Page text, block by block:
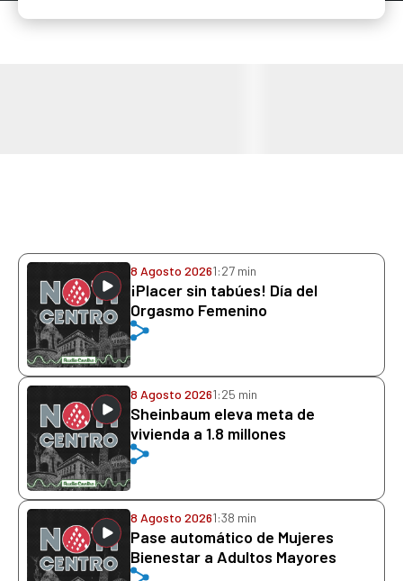
8 Agosto 20261:27 min
¡Placer sin tabúes! Día del
Orgasmo Femenino
8 Agosto 20261:25 min
Sheinbaum eleva meta de
vivienda a 1.8 millones
8 Agosto 20261:38 min
Pase automático de Mujeres
Bienestar a Adultos Mayores